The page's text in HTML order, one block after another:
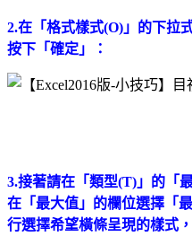
2.在「格式樣式(O)」的下拉
按下「確定」：
3.接著請在「類型(T)」的「
在「最大值」的欄位選擇「
行選擇希望橫條呈現的樣式